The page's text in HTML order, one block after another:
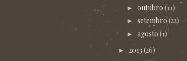
► outubro (11)
► setembro(22)
► agosto(1)
► 2013(26)